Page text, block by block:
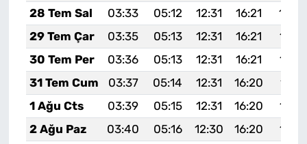
28 Tem Sal
03:33 05:12 12:31 16:21
29 Tem Çar
03:35 05:13 12:31 16:21
30 Tem Per
03:36 05:13 12:31 16:21
31 Tem Cum
03:37 05:14 12:31 16:20
19:37
1 Ağu Cts
03:39 05:15 12:31 16:20
2 Ağu Paz
03:40 05:16 12:30 16:20